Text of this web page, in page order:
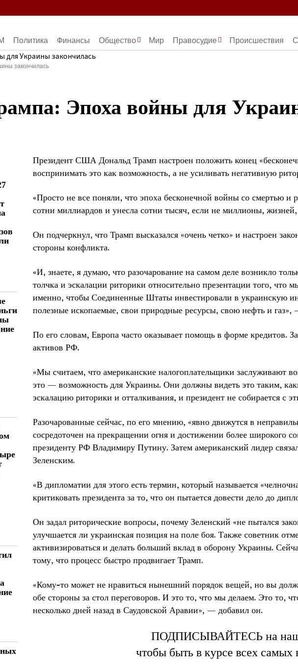
Политика Финансы Общество Мир Правосудие Происшествия
закончилась
Эпоха войны для
Президент США Дональд Трамп настроен положить конец
воспринимать это как возможность, а не усиливать негативную
«Просто не все поняли, что эпоха бесконечной войны со смертью и
сотни миллиардов и унесла сотни тысяч, если не миллионы,
Он подчеркнул, что Трамп высказался «очень четко» и настроен
стороны конфликта.
«И, знаете, я думаю, что разочарование на самом деле возникло
толчка и эскалации риторики относительно презентации того,
именно, чтобы Соединенные Штаты инвестировали в украинскую
полезные ископаемые, свои природные ресурсы, свою нефть и
По его словам, Европа часто оказывает помощь в форме кредитов.
активов РФ.
«Мы считаем, что американские налогоплательщики заслуживают
это — возможность для Украины. Они должны видеть это таким,
эскалацию риторики и отталкивания, и президент не собирается с
Разочарованные сейчас, по его мнению, «явно движутся в
сосредоточен на прекращении огня и достижении более широкого
президенту РФ Владимиру Путину. Затем американский лидер
Зеленским.
«В дипломатии для этого есть термин, который называется
критиковать президента за то, что он пытается довести дело до
Он задал риторические вопросы, почему Зеленский «не пытался
улучшается ли украинская позиция на поле боя. Также советник
активизироваться и делать больший вклад в оборону Украины.
тому, что процесс быстро продвигает Трамп.
«Кому-то может не нравиться нынешний порядок вещей, но вы
обе стороны за стол переговоров. И это то, что мы делаем. Это то,
несколько дней назад в Саудовской Аравии», — добавил он.
ПОДПИСЫВАЙТЕСЬ на
чтобы быть в курсе всех